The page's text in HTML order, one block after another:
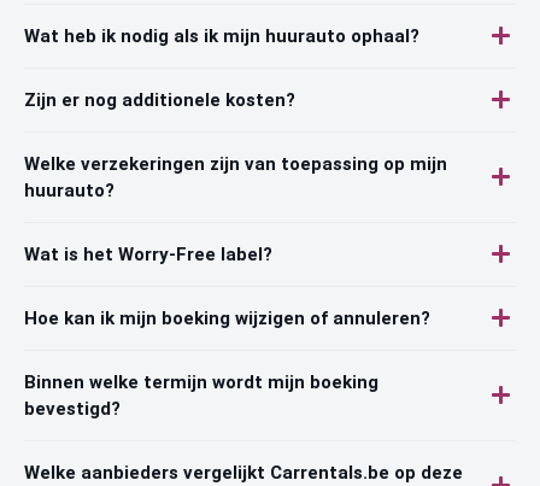
Wat heb ik nodig als ik mijn huurauto ophaal?
Zijn er nog additionele kosten?
Welke verzekeringen zijn van toepassing op mijn
huurauto?
Wat is het Worry-Free label?
Hoe kan ik mijn boeking wijzigen of annuleren?
Binnen welke termijn wordt mijn boeking
bevestigd?
Welke aanbieders vergelijkt Carrentals.be op deze